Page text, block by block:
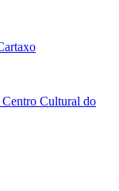
Cultural do